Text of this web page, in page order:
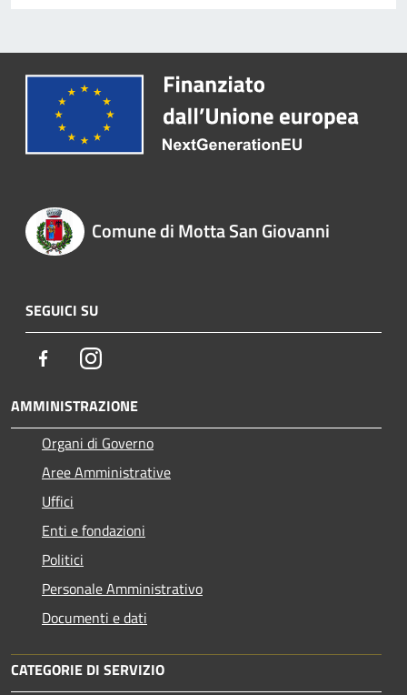
Comune di Motta San Giovanni
SEGUICI SU
FacebookInstagram
AMMINISTRAZIONE
Organi di Governo
Aree Amministrative
Uffici
Enti e fondazioni
Politici
Personale Amministrativo
Documenti e dati
CATEGORIE DI SERVIZIO